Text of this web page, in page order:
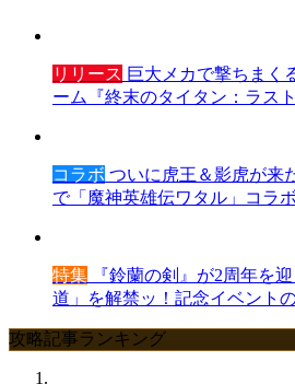
リリース 巨大メカで撃ちまく
ーム『終末のタイタン：ラス
コラボ ついに虎王＆影虎が来
で「魔神英雄伝ワタル」コラ
特集 『鈴蘭の剣』が2周年を
道」を解禁ッ！記念イベント
攻略記事ランキング